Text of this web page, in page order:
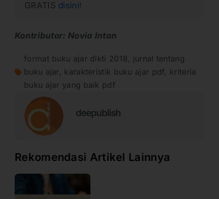
GRATIS disini!
Kontributor: Novia Intan
format buku ajar dikti 2018, jurnal tentang
buku ajar, karakteristik buku ajar pdf, kriteria
buku ajar yang baik pdf
deepublish
Rekomendasi Artikel Lainnya